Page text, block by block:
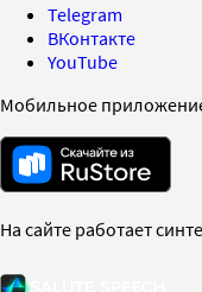
Telegram
ВКонтакте
YouTube
Мобильное
На сайте работает